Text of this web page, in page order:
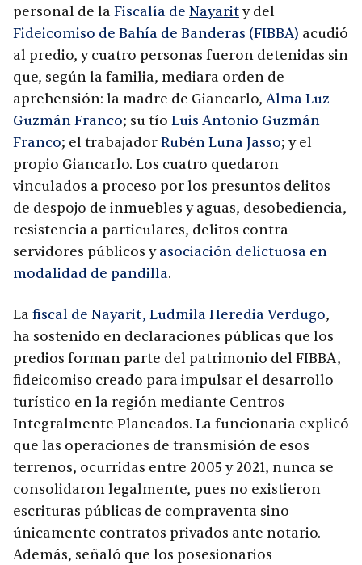
personal de la Fiscalía de Nayarity del
Fideicomiso de Bahía de Banderas (FIBBA) acudió
al predio, y cuatro personas fueron detenidas sin
que, según la familia, mediara orden de
aprehensión: la madre de Giancarlo, Alma Luz
Guzmán Franco; su tío Luis Antonio Guzmán
Franco; el trabajadorRubén Luna Jasso; y el
propio Giancarlo. Los cuatro quedaron
vinculados a proceso por los presuntos delitos
de despojo de inmuebles y aguas, desobediencia,
resistencia a particulares, delitos contra
servidores públicos yasociación delictuosa en
modalidad de pandilla.
La fiscal de Nayarit, Ludmila Heredia Verdugo,
ha sostenido en declaraciones públicas que los
predios forman parte del patrimonio del FIBBA,
fideicomiso creado para impulsar el desarrollo
turístico en la región mediante Centros
Integralmente Planeados. La funcionaria explicó
que las operaciones de transmisión de esos
terrenos, ocurridas entre 2005 y 2021, nunca se
consolidaron legalmente, pues no existieron
escrituras públicas de compraventa sino
únicamente contratos privados ante notario.
Además, señaló que los posesionarios